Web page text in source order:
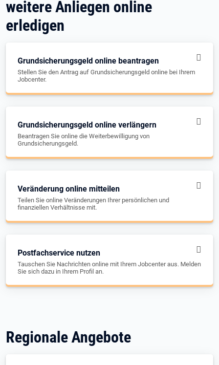
weitere Anliegen online
erledigen
Grundsicherungsgeld online beantragen
Stellen Sie den Antrag auf Grundsicherungsgeld online bei Ihrem
Jobcenter.
Grundsicherungsgeld online verlängern
Beantragen Sie online die Weiterbewilligung von
Grundsicherungsgeld.
Veränderung online mitteilen
Teilen Sie online Veränderungen Ihrer persönlichen und
finanziellen Verhältnisse mit.
Postfachservice nutzen
Tauschen Sie Nachrichten online mit Ihrem Jobcenter aus. Melden
Sie sich dazu in Ihrem Profil an.
Regionale Angebote